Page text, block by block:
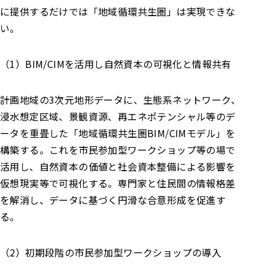
に提供するだけでは「地域循環共生圏」は実現できな
い。
（1）BIM/CIMを活用し自然資本の可視化と情報共有
計画地域の3次元地形データに、生態系ネットワーク、
浸水想定区域、景観資源、再エネポテンシャル等のデ
ータを重畳した「地域循環共生圏BIM/CIMモデル」を
構築する。これを市民参加型ワークショップ等の場で
活用し、自然資本の価値と社会資本整備による影響を
仮想現実等で可視化する。専門家と住民間の情報格差
を解消し、データに基づく円滑な合意形成を促進す
る。
（2）初期段階の市民参加型ワークショップの導入